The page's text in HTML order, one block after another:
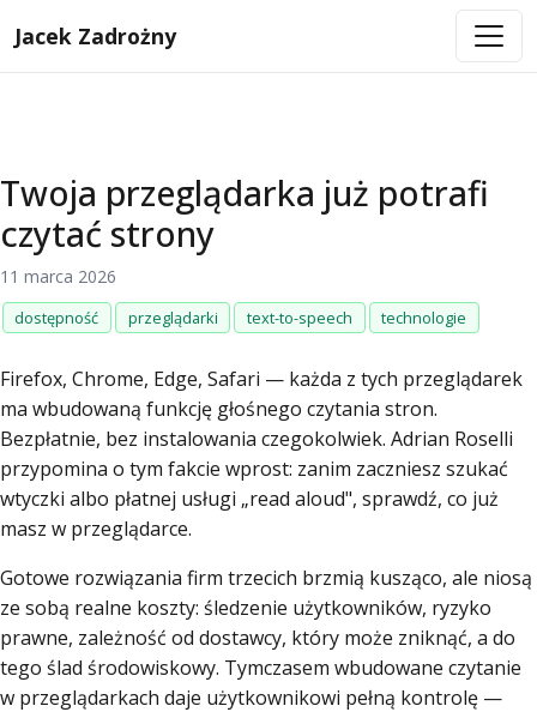
Jacek Zadrożny
Twoja przeglądarka już potrafi
czytać strony
11 marca 2026
dostępność przeglądarki text-to-speech technologie
Firefox, Chrome, Edge, Safari — każda z tych przeglądarek
ma wbudowaną funkcję głośnego czytania stron.
Bezpłatnie, bez instalowania czegokolwiek. Adrian Roselli
przypomina o tym fakcie wprost: zanim zaczniesz szukać
wtyczki albo płatnej usługi „read aloud", sprawdź, co już
masz w przeglądarce.
Gotowe rozwiązania firm trzecich brzmią kusząco, ale niosą
ze sobą realne koszty: śledzenie użytkowników, ryzyko
prawne, zależność od dostawcy, który może zniknąć, a do
tego ślad środowiskowy. Tymczasem wbudowane czytanie
w przeglądarkach daje użytkownikowi pełną kontrolę —